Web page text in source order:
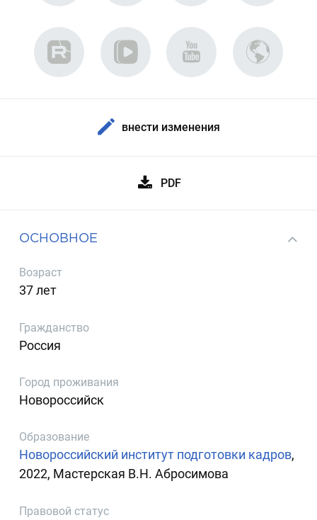
внести изменения
PDF
ОСНОВНОЕ
Возраст
37 лет
Гражданство
Россия
Город проживания
Новороссийск
Образование
Новороссийский институт подготовки кадров,
2022, Мастерская В.Н. Абросимова
Правовой статус